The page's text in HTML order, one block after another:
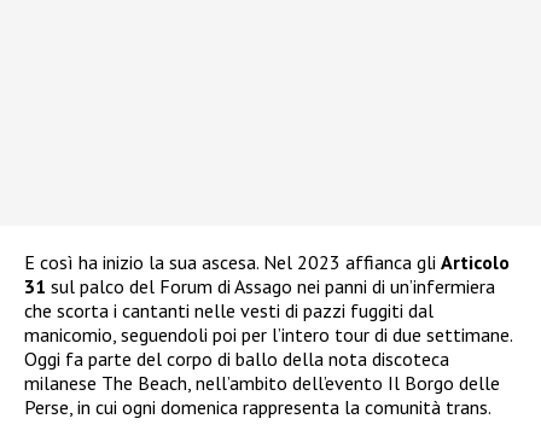
E così ha inizio la sua ascesa. Nel 2023 affianca gli Articolo
31 sul palco del Forum di Assago nei panni di un’infermiera
che scorta i cantanti nelle vesti di pazzi fuggiti dal
manicomio, seguendoli poi per l’intero tour di due settimane.
Oggi fa parte del corpo di ballo della nota discoteca
milanese The Beach, nell’ambito dell’evento Il Borgo delle
Perse, in cui ogni domenica rappresenta la comunità trans.